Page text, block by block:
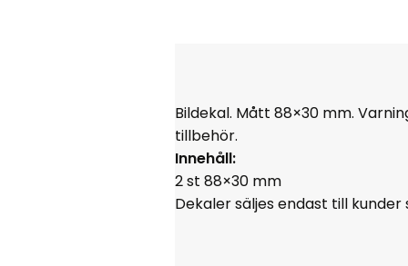
Bildekal. Mått 88×30 mm.
tillbehör.
Innehåll:
2 st 88×30 mm
Dekaler säljes endast till